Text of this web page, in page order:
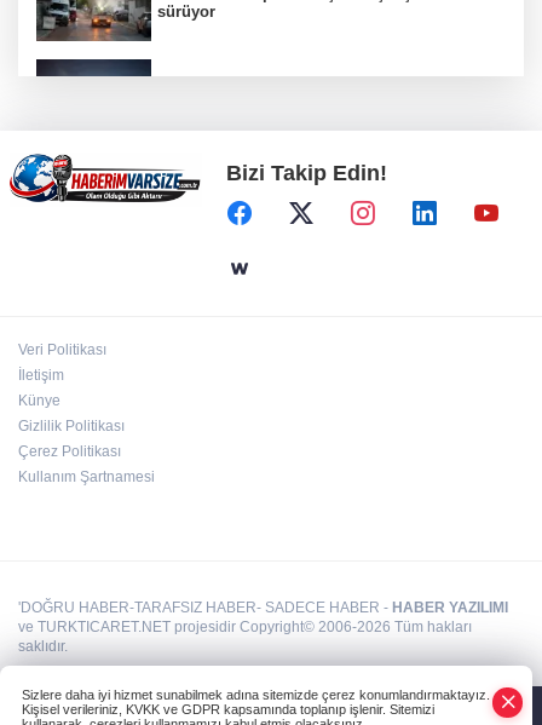
sürüyor
Bilişim 500'de 39 milyar dolarlık dev hacim
Bizi Takip Edin!
Veri Politikası
İletişim
Künye
Gizlilik Politikası
Çerez Politikası
Kullanım Şartnamesi
'DOĞRU HABER-TARAFSIZ HABER- SADECE HABER - HABER YAZILIMI
ve TURKTICARET.NET projesidir Copyright© 2006-2026 Tüm hakları
saklıdır.
Sizlere daha iyi hizmet sunabilmek adına sitemizde çerez konumlandırmaktayız.
Kişisel verileriniz, KVKK ve GDPR kapsamında toplanıp işlenir. Sitemizi